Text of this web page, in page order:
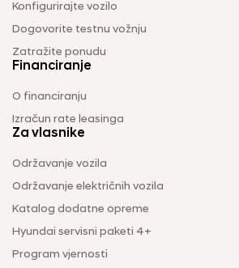
Konfigurirajte vozilo
Dogovorite testnu vožnju
Zatražite ponudu
Financiranje
O financiranju
Izračun rate leasinga
Za vlasnike
Održavanje vozila
Održavanje električnih vozila
Katalog dodatne opreme
Hyundai servisni paketi 4+
Program vjernosti